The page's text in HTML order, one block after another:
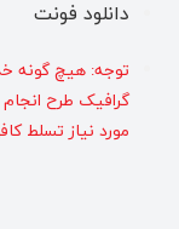
دانلود فونت
توجه: هیچ گونه
گرافیک طرح
مورد نیاز تسلط